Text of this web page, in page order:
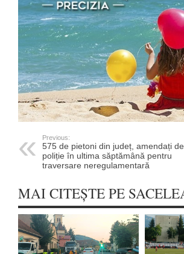
Previous:
575 de pietoni din județ, amendați de
poliție în ultima săptămână pentru
traversare neregulamentară
MAI CITEȘTE PE